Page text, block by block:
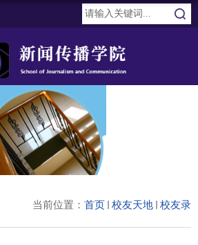
当前位置： 首页 校友天地 校友录